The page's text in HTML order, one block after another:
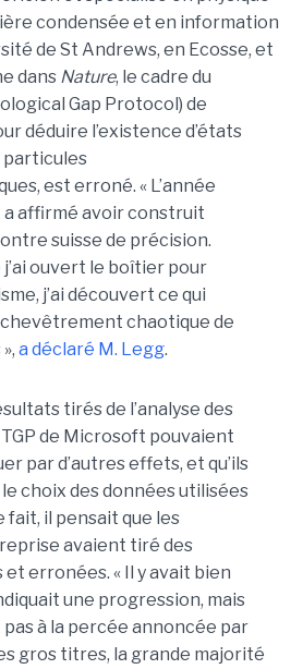
condensée et en information
de St Andrews, en Ecosse, et
dans Nature, le cadre du
Gap Protocol) de
déduire l’existence d’états
particules
est erroné. « L’année
affirmé avoir construit
suisse de précision.
ouvert le boîtier pour
j’ai découvert ce qui
chaotique de
a déclaré M. Legg.
tirés de l’analyse des
de Microsoft pouvaient
par d’autres effets, et qu’ils
choix des données utilisées
fait, il pensait que les
avaient tiré des
et erronées. « Il y avait bien
une progression, mais
à la percée annoncée par
gros titres, la grande majorité